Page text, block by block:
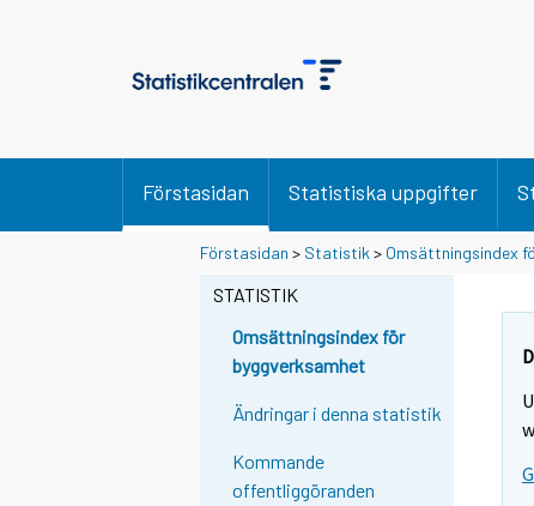
Förstasidan Statistiska uppgifter
Förstasidan > Statistik > Omsättningsindex
STATISTIK
Omsättningsindex för
byggverksamhet
Ändringar i denna statistik
Kommande
offentliggöranden